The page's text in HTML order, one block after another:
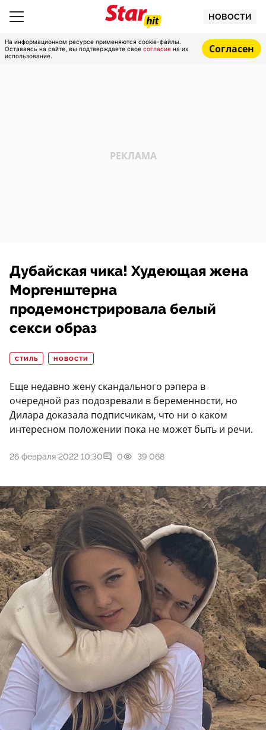
НОВОСТИ
На информационном ресурсе применяются cookie-файлы.
Оставаясь на сайте, вы подтверждаете свое согласие на их
использование.
Согласен
Дубайская чика! Худеющая жена
Моргенштерна
продемонстрировала белый
секси образ
СТИЛЬ НОВОСТИ
Еще недавно жену скандального рэпера в
очередной раз подозревали в беременности, но
Дилара доказала подписчикам, что ни о каком
интересном положении пока не может быть и речи.
26 февраля 2022 10:30 0 39 068